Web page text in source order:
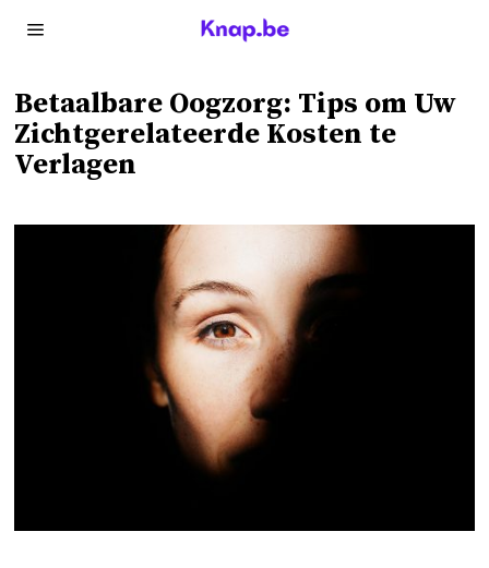
Betaalbare Oogzorg: Tips om Uw
Zichtgerelateerde Kosten te
Verlagen